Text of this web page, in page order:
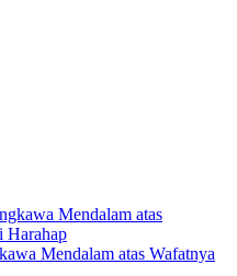
Mendalam atas Wafatnya